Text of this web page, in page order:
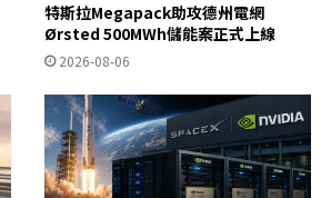
特斯拉Megapack助攻德州電網
Ørsted 500MWh儲能案正式上線
2026-08-06